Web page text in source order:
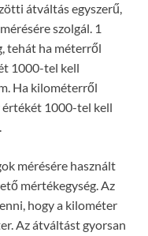
átváltás egyszerű,
szolgál. 1
tehát ha méterről
1000-tel kell
Ha kilométerről
1000-tel kell
mérésére használt
mértékegység. Az
hogy a kilométer
Az átváltást gyorsan